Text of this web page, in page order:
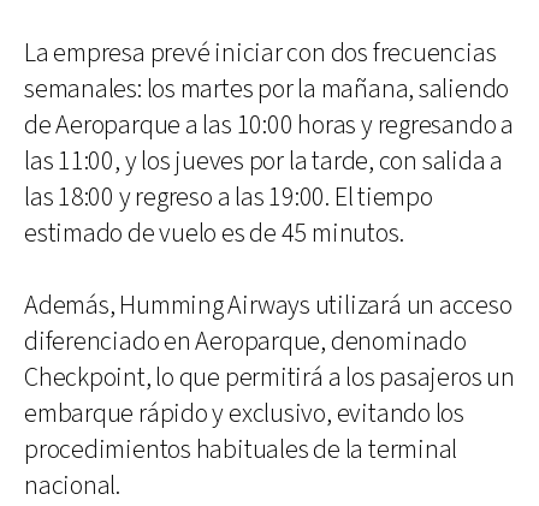
La empresa prevé iniciar con dos frecuencias
semanales: los martes por la mañana, saliendo
de Aeroparque a las 10:00 horas y regresando a
las 11:00, y los jueves por la tarde, con salida a
las 18:00 y regreso a las 19:00. El tiempo
estimado de vuelo es de 45 minutos.
Además, Humming Airways utilizará un acceso
diferenciado en Aeroparque, denominado
Checkpoint, lo que permitirá a los pasajeros un
embarque rápido y exclusivo, evitando los
procedimientos habituales de la terminal
nacional.